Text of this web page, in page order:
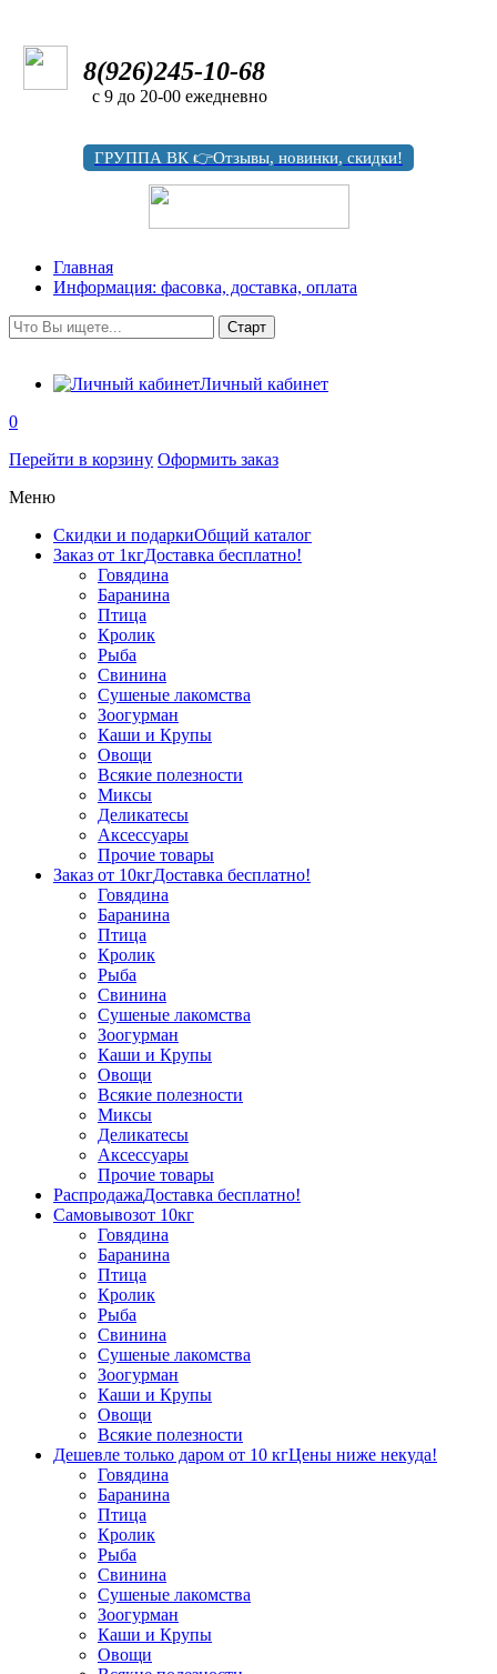
8(926)245-10-68
с 9 до 20-00 ежедневно
ГРУППА ВК 👉Отзывы, новинки, скидки!
Главная
Информация: фасовка, доставка, оплата
Личный кабинет
0
Перейти в корзину Оформить заказ
Меню
Скидки и подаркиОбщий каталог
Заказ от 1кгДоставка бесплатно!
Говядина
Баранина
Птица
Кролик
Рыба
Свинина
Сушеные лакомства
Зоогурман
Каши и Крупы
Овощи
Всякие полезности
Миксы
Деликатесы
Аксессуары
Прочие товары
Заказ от 10кгДоставка бесплатно!
Говядина
Баранина
Птица
Кролик
Рыба
Свинина
Сушеные лакомства
Зоогурман
Каши и Крупы
Овощи
Всякие полезности
Миксы
Деликатесы
Аксессуары
Прочие товары
РаспродажаДоставка бесплатно!
Самовывозот 10кг
Говядина
Баранина
Птица
Кролик
Рыба
Свинина
Сушеные лакомства
Зоогурман
Каши и Крупы
Овощи
Всякие полезности
Дешевле только даром от 10 кгЦены ниже некуда!
Говядина
Баранина
Птица
Кролик
Рыба
Свинина
Сушеные лакомства
Зоогурман
Каши и Крупы
Овощи